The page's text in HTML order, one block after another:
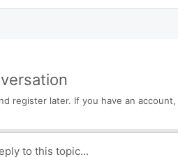
register later. If you have an account,
to this topic...